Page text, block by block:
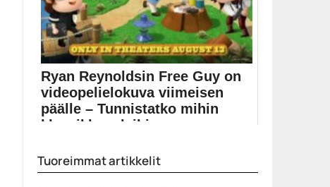
Ryan Reynoldsin Free Guy on
videopelielokuva viimeisen
päälle – Tunnistatko mihin
klassikkopeleihin ...
viittauksia tunnettuihin...
Tuoreimmat artikkelit